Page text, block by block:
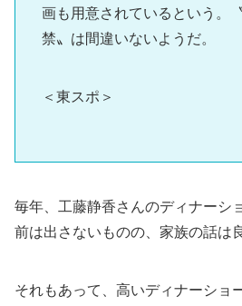
画も用意されているという。
禁〟は間違いないようだ。
＜東スポ＞
毎年、工藤静香さんのディナーシ
前は出さないものの、家族の話は
それもあって、高いディナーショ